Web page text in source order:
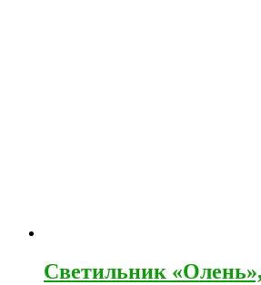
Светильник